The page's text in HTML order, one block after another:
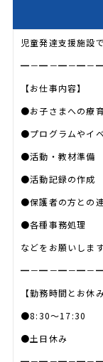
児童発達支援施設
━－━－━－━－
【お仕事内容】
●お子さまへの療
●プログラムやイ
●活動・教材準備
●活動記録の作成
●保護者の方との
●各種事務処理
などをお願いしま
━－━－━－━－
【勤務時間とお休み
●8:30～17:30
●土日休み